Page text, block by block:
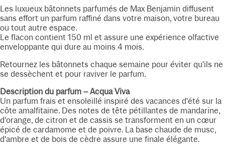
Les luxueux bâtonnets parfumés de Max Benjamin diffusent
sans effort un parfum raffiné dans votre maison, votre bureau
ou tout autre espace.
Le flacon contient 150 ml et assure une expérience olfactive
enveloppante qui dure au moins 4 mois.
Retournez les bâtonnets chaque semaine pour éviter qu'ils ne
se dessèchent et pour raviver le parfum.
Description du parfum – Acqua Viva
Un parfum frais et ensoleillé inspiré des vacances d'été sur la
côte amalfitaine. Des notes de tête pétillantes de mandarine,
d'orange, de citron et de cassis se transforment en un cœur
épicé de cardamome et de poivre. La base chaude de musc,
d'ambre et de bois de cèdre assure une finale élégante.